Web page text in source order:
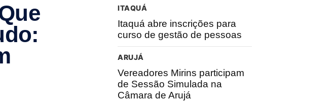
ITAQUÁ
Itaquá abre inscrições para
curso de gestão de pessoas
ARUJÁ
Vereadores Mirins participam
de Sessão Simulada na
Câmara de Arujá